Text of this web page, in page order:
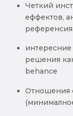
Четкий
еффектов,
решения
behance
Отношения